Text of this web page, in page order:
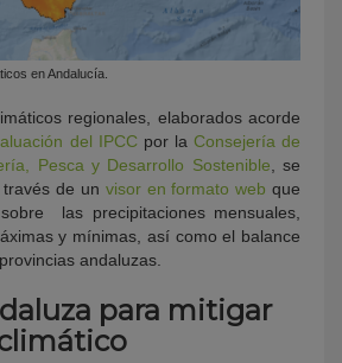
en Andalucía.
regionales, elaborados acorde
del IPCCpor la Consejería de
Pesca y Desarrollo Sostenible , se
de un visor en formato web que
las precipitaciones mensuales,
y mínimas, así como el balance
andaluzas.
para mitigar